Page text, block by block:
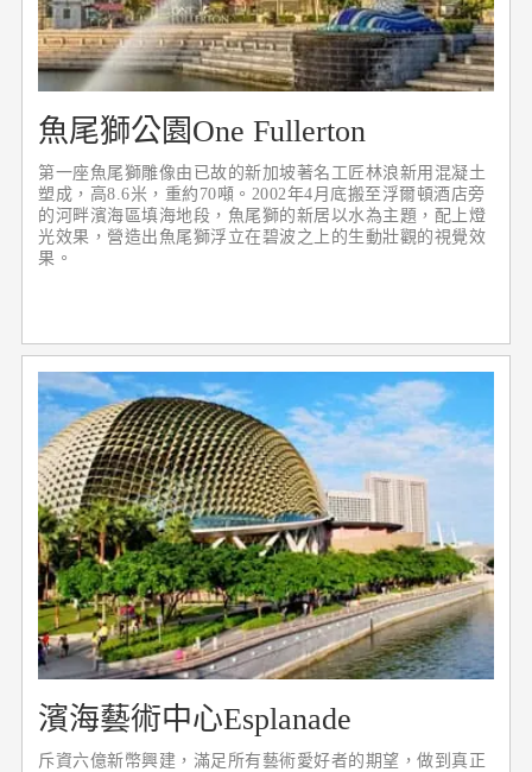
魚尾獅公園One Fullerton
第一座魚尾獅雕像由已故的新加坡著名工匠林浪新用混凝土
塑成，高8.6米，重約70噸。2002年4月底搬至浮爾頓酒店旁
的河畔濱海區填海地段，魚尾獅的新居以水為主題，配上燈
光效果，營造出魚尾獅浮立在碧波之上的生動壯觀的視覺效
果。
濱海藝術中心Esplanade
斥資六億新幣興建，滿足所有藝術愛好者的期望，做到真正